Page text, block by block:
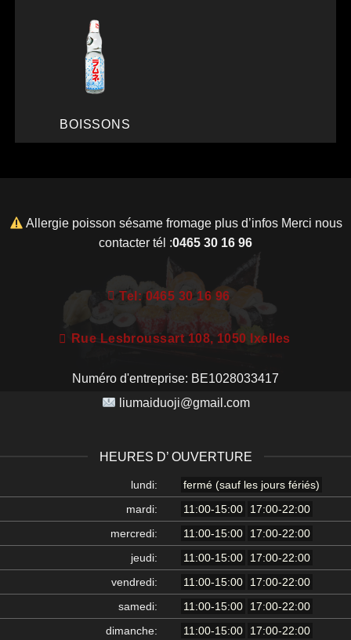
BOISSONS
Allergie poisson sésame fromage plus d’infos Merci nous
contacter tél :0465 30 16 96
Tel: 0465 30 16 96
Rue Lesbroussart 108, 1050 Ixelles
Numéro d'entreprise: BE1028033417
liumaiduoji@gmail.com
HEURES D’ OUVERTURE
lundi:
fermé (sauf les jours fériés)
mardi:
11:00-15:00
17:00-22:00
mercredi:
11:00-15:00
17:00-22:00
jeudi:
11:00-15:00
17:00-22:00
vendredi:
11:00-15:00
17:00-22:00
samedi:
11:00-15:00
17:00-22:00
dimanche:
11:00-15:00 17:00-22:00